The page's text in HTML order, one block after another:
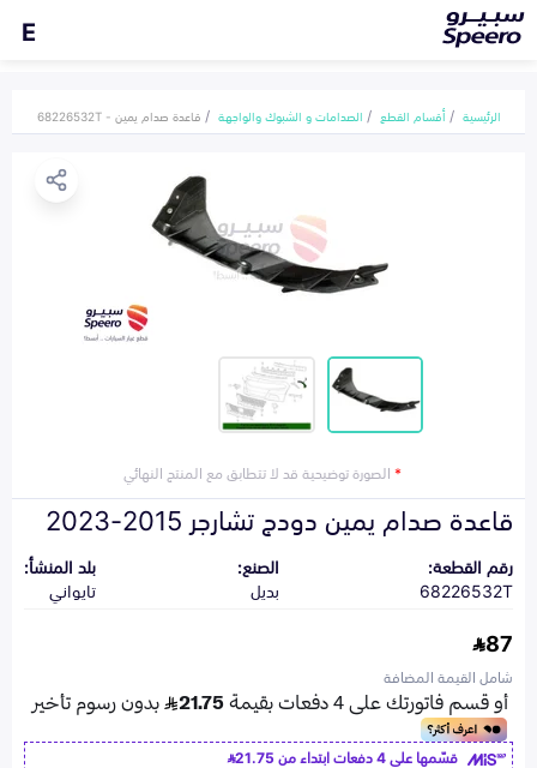
E
الرئيسية أقسام القطع الصدامات و الشبوك والواجهة قاعدة صدام يمين - 68226532T
*الصورة توضيحية قد لا تتطابق مع المنتج النهائي
قاعدة صدام يمين دودج تشارجر 2015-2023
رقم القطعة:
68226532T
الصنع:
بديل
بلد المنشأ:
تايواني
87
شامل القيمة المضافة
قسّمها على 4 دفعات ابتداء من
21.75